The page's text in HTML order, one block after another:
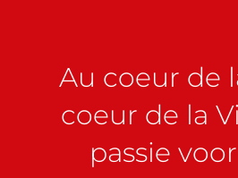
Au coeur de
coeur de la
passie